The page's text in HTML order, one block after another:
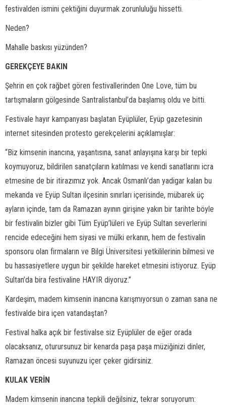
festivalden ismini çektiğini duyurmak zorunluluğu hissetti.
Neden?
Mahalle baskısı yüzünden?
GEREKÇEYE BAKIN
Şehrin en çok rağbet gören festivallerinden One Love, tüm bu
tartışmaların gölgesinde Santralistanbul’da başlamış oldu ve bitti.
Festivale hayır kampanyası başlatan Eyüplüler, Eyüp gazetesinin
internet sitesinden protesto gerekçelerini açıklamışlar:
“Biz kimsenin inancına, yaşantısına, sanat anlayışına karşı bir tepki
koymuyoruz, bildirilen sanatçıların katılması ve kendi sanatlarını icra
etmesine de bir itirazımız yok. Ancak Osmanlı’dan yadigar kalan bu
mekanda ve Eyüp Sultan ilçesinin sınırları içerisinde, mübarek üç
ayların içinde, tam da Ramazan ayının girişine yakın bir tarihte böyle
bir festivalin bizler gibi Tüm Eyüp’lüleri ve Eyüp Sultan severlerini
rencide edeceğini hem siyasi ve mülki erkanın, hem de festivalin
sponsoru olan firmaların ve Bilgi Üniversitesi yetkililerinin bilmesi ve
bu hassasiyetlere uygun bir şekilde hareket etmesini istiyoruz. Eyüp
Sultan’da bira festivaline HAYIR diyoruz.”
Kardeşim, madem kimsenin inancına karışmıyorsun o zaman sana ne
festivalde bira içen vatandaştan?
Festival halka açık bir festivalse siz Eyüplüler de eğer orada
olacaksanız, oturursunuz bir kenarda paşa paşa müziğinizi dinler,
Ramazan öncesi suyunuzu içer çeker gidirsiniz.
KULAK VERİN
Madem kimsenin inancına tepkili değilsiniz, tekrar soruyorum: